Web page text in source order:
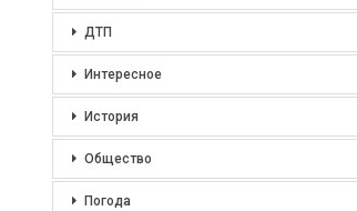
ДТП
Интересное
История
Общество
Погода